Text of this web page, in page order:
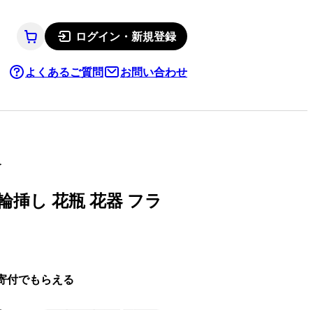
ログイン・新規登録
よくあるご質問 お問い合わせ
挿し 花瓶 花器 フラ
付でもらえる